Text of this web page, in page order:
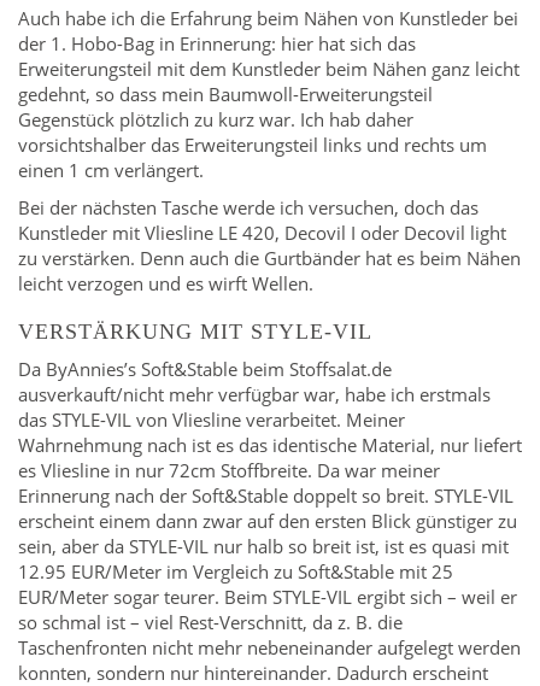
Auch habe ich die Erfahrung beim Nähen von Kunstleder bei
der 1. Hobo-Bag in Erinnerung: hier hat sich das
Erweiterungsteil mit dem Kunstleder beim Nähen ganz leicht
gedehnt, so dass mein Baumwoll-Erweiterungsteil
Gegenstück plötzlich zu kurz war. Ich hab daher
vorsichtshalber das Erweiterungsteil links und rechts um
einen 1 cm verlängert.
Bei der nächsten Tasche werde ich versuchen, doch das
Kunstleder mit Vliesline LE 420, Decovil I oder Decovil light
zu verstärken. Denn auch die Gurtbänder hat es beim Nähen
leicht verzogen und es wirft Wellen.
VERSTÄRKUNG MIT STYLE-VIL
Da ByAnnies’s Soft&Stable beim Stoffsalat.de
ausverkauft/nicht mehr verfügbar war, habe ich erstmals
das STYLE-VIL von Vliesline verarbeitet. Meiner
Wahrnehmung nach ist es das identische Material, nur liefert
es Vliesline in nur 72cm Stoffbreite. Da war meiner
Erinnerung nach der Soft&Stable doppelt so breit. STYLE-VIL
erscheint einem dann zwar auf den ersten Blick günstiger zu
sein, aber da STYLE-VIL nur halb so breit ist, ist es quasi mit
12.95 EUR/Meter im Vergleich zu Soft&Stable mit 25
EUR/Meter sogar teurer. Beim STYLE-VIL ergibt sich – weil er
so schmal ist – viel Rest-Verschnitt, da z. B. die
Taschenfronten nicht mehr nebeneinander aufgelegt werden
konnten, sondern nur hintereinander. Dadurch erscheint